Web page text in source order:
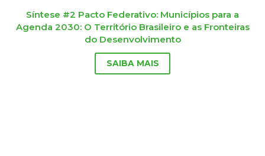
Síntese #2 Pacto Federativo: Municípios para a
Agenda 2030: O Território Brasileiro e as Fronteiras
do Desenvolvimento
SAIBA MAIS